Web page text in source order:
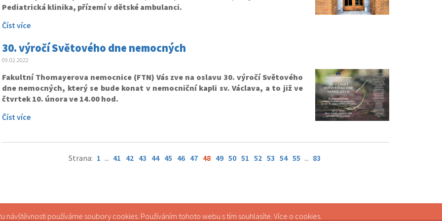
Pediatrická klinika, přízemí v dětské ambulanci.
Číst více
30. výročí Světového dne nemocných
09.02.2022
Fakultní Thomayerova nemocnice (FTN) Vás zve na oslavu 30. výročí Světového
dne nemocných, který se bude konat v nemocniční kapli sv. Václava, a to již ve
čtvrtek 10. února ve 14.00 hod.
Číst více
Strana: 1 ... 41 42 43 44 45 46 47 48 49 50 51 52 53 54 55 ... 83
návštěvnosti používáme soubory cookies. Používáním tohoto webu s tím souhlasíte. Více o cookies.